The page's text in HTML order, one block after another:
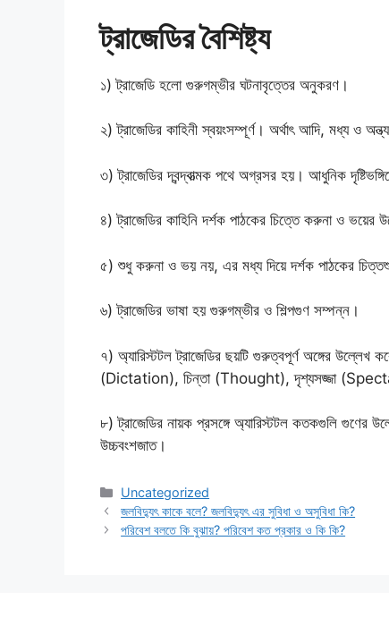
ট্রাজেডির বৈশিষ্ট্য
১) ট্রাজেডি হলো গুরুগম্ভীর ঘটনাবৃত্তের অনুকরণ।
২) ট্রাজেডির কাহিনী স্বয়ংসম্পূর্ণ। অর্থাৎ আদি, মধ্য ও
৩) ট্রাজেডির দ্বন্দ্বাত্মক পথে অগ্রসর হয়। আধুনিক
৪) ট্রাজেডির কাহিনি দর্শক পাঠকের চিত্তে করুনা ও ভয়ের
৫) শুধু করুনা ও ভয় নয়, এর মধ্য দিয়ে দর্শক পাঠকের
৬) ট্রাজেডির ভাষা হয় গুরুগম্ভীর ও শিল্পগুণ সম্পন্ন।
৭) অ্যারিস্টটল ট্রাজেডির ছয়টি গুরুত্বপূর্ণ অঙ্গের
(Dictation), চিন্তা (Thought), দৃশ্যসজ্জা
৮) ট্রাজেডির নায়ক প্রসঙ্গে অ্যারিস্টটল কতকগুলি গুণের
উচ্চবংশজাত।
Categories
Uncategorized
জলবিদ্যুৎ কাকে বলে? জলবিদ্যুৎ এর সুবিধা ও অসুবিধা কি?
পরিবেশ বলতে কি বুঝায়? পরিবেশ কত প্রকার ও কি কি?